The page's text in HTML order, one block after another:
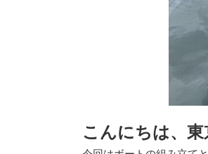
こんにちは、